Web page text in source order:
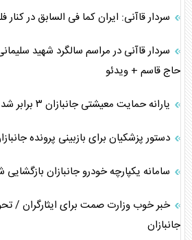
سردار قاآنی: ایران کما فی السابق در
سردار قاآنی در مراسم سالگرد شهید
حاج قاسم + ویدئو
یارانه حمایت معیشتی جانبازان ۳ برابر شد
دستور پزشکیان برای بازبینی پرونده
سامانه یکپارچه خودرو جانبازان بازگشایی
جانبازان